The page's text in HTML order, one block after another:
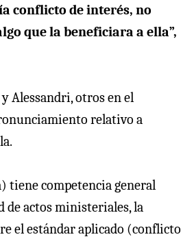
conflicto de interés, no
que la beneficiara a ella”,
Alessandri, otros en el
relativo a
tiene competencia general
de actos ministeriales, la
el estándar aplicado (conflicto